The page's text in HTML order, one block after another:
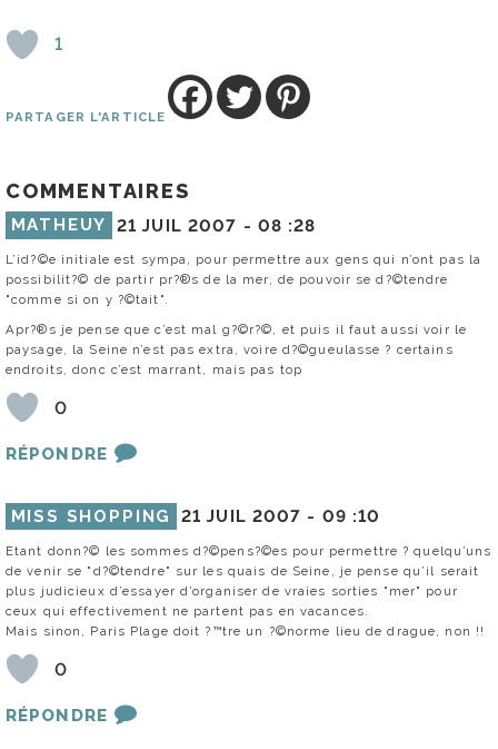
1
PARTAGER L'ARTICLE
COMMENTAIRES
MATHEUY 21 JUIL 2007 - 08 :28
L’id?©e initiale est sympa, pour permettre aux gens qui n’ont pas la
possibilit?© de partir pr?®s de la mer, de pouvoir se d?©tendre
"comme si on y ?©tait".
Apr?®s je pense que c’est mal g?©r?©, et puis il faut aussi voir le
paysage, la Seine n’est pas extra, voire d?©gueulasse ? certains
endroits, donc c’est marrant, mais pas top
0
RÉPONDRE
MISS SHOPPING 21 JUIL 2007 - 09 :10
Etant donn?© les sommes d?©pens?©es pour permettre ? quelqu’uns
de venir se "d?©tendre" sur les quais de Seine, je pense qu’il serait
plus judicieux d’essayer d’organiser de vraies sorties "mer" pour
ceux qui effectivement ne partent pas en vacances.
Mais sinon, Paris Plage doit ?™tre un ?©norme lieu de drague, non !!
0
RÉPONDRE